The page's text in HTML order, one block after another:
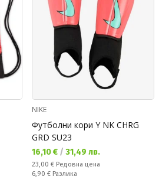
NIKE
Футболни кори Y NK CHRG
GRD SU23
Текуща цена:
16,10 € / 31,49 лв.
Редовна цена:
23,00 € Редовна цена
Спестявате:
6,90 € Разлика